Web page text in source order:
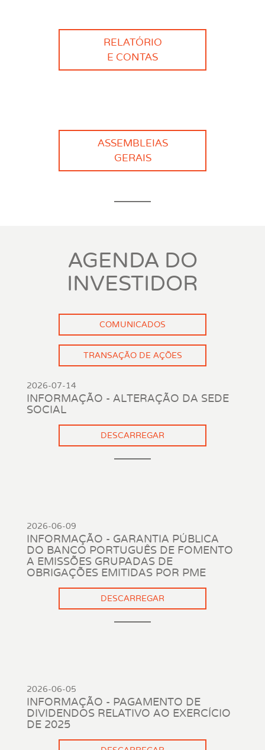
RELATÓRIO
E CONTAS
ASSEMBLEIAS
GERAIS
AGENDA DO
INVESTIDOR
COMUNICADOS
TRANSAÇÃO DE AÇÕES
2026-07-14
INFORMAÇÃO - ALTERAÇÃO DA SEDE
SOCIAL
DESCARREGAR
2026-06-09
INFORMAÇÃO - GARANTIA PÚBLICA
DO BANCO PORTUGUÊS DE FOMENTO
A EMISSÕES GRUPADAS DE
OBRIGAÇÕES EMITIDAS POR PME
DESCARREGAR
2026-06-05
INFORMAÇÃO - PAGAMENTO DE
DIVIDENDOS RELATIVO AO EXERCÍCIO
DE 2025